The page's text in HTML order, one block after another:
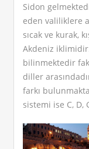
Sidon
eden valiliklere
sıcak ve kurak,
Akdeniz
bilinmektedir
diller
farkı
sistemi ise C,